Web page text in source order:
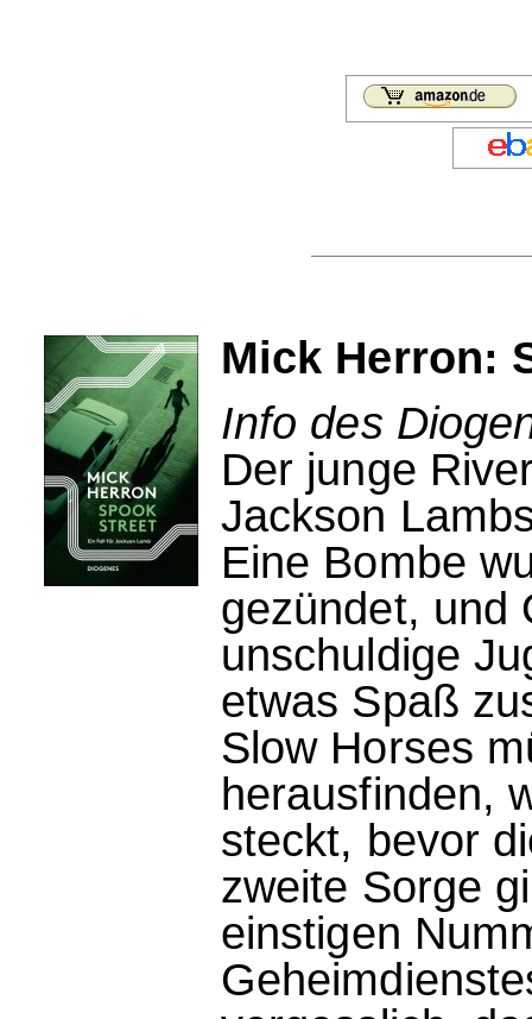
Mick Herron:
Info des
Der junge
Jackson
Eine Bombe
gezündet, und
unschuldige
etwas Spaß
Slow Horses
herausfinden,
steckt, bevor
zweite Sorge
einstigen